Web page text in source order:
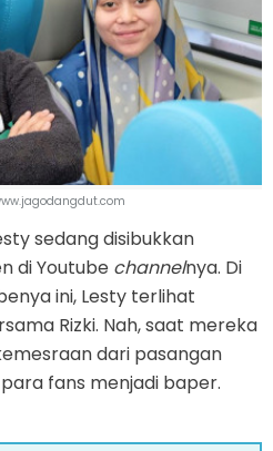
sedang disibukkan
di Youtube channelnya. Di
ini, Lesty terlihat
Rizki. Nah, saat mereka
dari pasangan
fans menjadi baper.